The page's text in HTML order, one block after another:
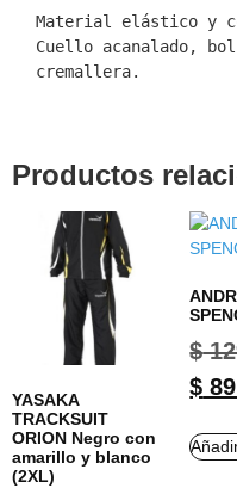
Material elástico y
Cuello acanalado,
cremallera.
Productos
YASAKA
TRACKSUIT
ORION Negro con
amarillo y blanco
(2XL)
$
$